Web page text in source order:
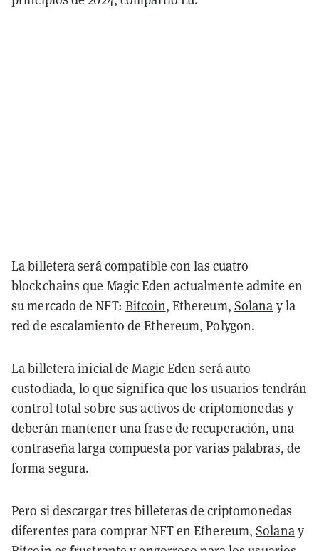
La billetera será compatible con las cuatro
blockchains que Magic Eden actualmente admite en
su mercado de NFT: Bitcoin, Ethereum, Solana y la
red de escalamiento de Ethereum, Polygon.
La billetera inicial de Magic Eden será auto
custodiada, lo que significa que los usuarios tendrán
control total sobre sus activos de criptomonedas y
deberán mantener una frase de recuperación, una
contraseña larga compuesta por varias palabras, de
forma segura.
Pero si descargar tres billeteras de criptomonedas
diferentes para comprar NFT en Ethereum,Solanay